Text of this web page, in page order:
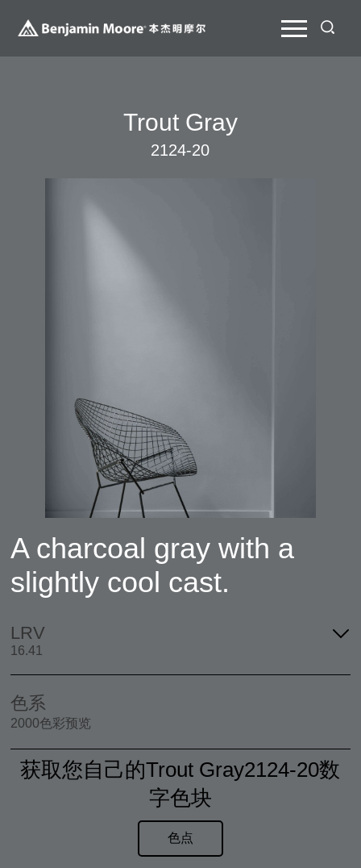
Trout Gray
2124-20
A charcoal gray with a
slightly cool cast.
LRV
16.41
色系
2000色彩预览
获取您自己的Trout Gray2124-20数
字色块
色点